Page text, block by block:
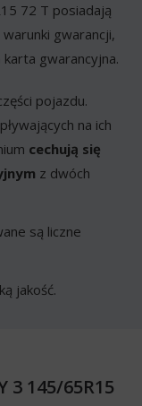
72 T posiadają
gwarancji,
gwarancyjna.
pojazdu.
na ich
cechują się
z dwóch
są liczne
jakość.
3 145/65R15